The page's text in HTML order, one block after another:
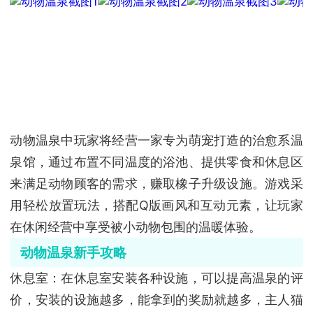
动物温泉中玩家将经营一家专为萌宠打造的治愈系温
泉馆，通过布置不同温度的浴池、提供零食和休息区
来满足动物顾客的需求，赚取橡子升级设施。游戏采
用轻松放置玩法，搭配Q版画风和互动元素，让玩家
在休闲经营中享受被小动物包围的温暖体验。
动物温泉新手攻略
休息室：在休息室安装各种设施，可以提高温泉的评
价，安装的设施越多，能拿到的奖励就越多，主人猫